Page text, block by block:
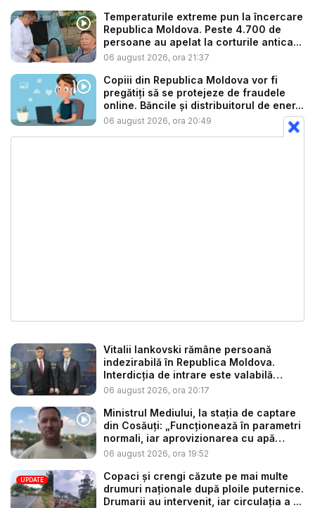
Temperaturile extreme pun la încercare
Republica Moldova. Peste 4.700 de
persoane au apelat la corturile antica...
06 august 2026, ora 21:37
Copiii din Republica Moldova vor fi
pregătiți să se protejeze de fraudele
online. Băncile și distribuitorul de ener...
06 august 2026, ora 20:49
Vitalii Iankovski rămâne persoană
indezirabilă în Republica Moldova.
Interdicția de intrare este valabilă
până...
06 august 2026, ora 20:17
Ministrul Mediului, la stația de captare
din Cosăuți: „Funcționează în parametri
normali, iar aprovizionarea cu apă
este...
06 august 2026, ora 19:52
UPDATE
Copaci și crengi căzute pe mai multe
drumuri naționale după ploile puternice.
Drumarii au intervenit, iar circulația a ...